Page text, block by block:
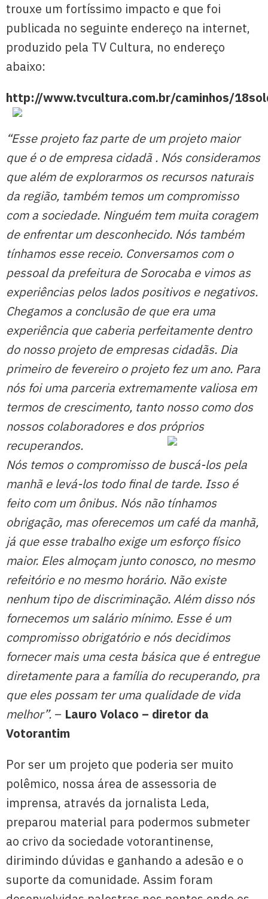
trouxe um fortíssimo impacto e que foi
publicada no seguinte endereço na internet,
produzido pela TV Cultura, no endereço
abaixo:
http://www.tvcultura.com.br/caminhos/
“Esse projeto faz parte de um projeto maior
que é o de empresa cidadã . Nós consideramos
que além de explorarmos os recursos naturais
da região, também temos um compromisso
com a sociedade. Ninguém tem muita coragem
de enfrentar um desconhecido. Nós também
tínhamos esse receio. Conversamos com o
pessoal da prefeitura de Sorocaba e vimos as
experiências pelos lados positivos e negativos.
Chegamos a conclusão de que era uma
experiência que caberia perfeitamente dentro
do nosso projeto de empresas cidadãs. Dia
primeiro de fevereiro o projeto fez um ano. Para
nós foi uma parceria extremamente valiosa em
termos de crescimento, tanto nosso como dos
nossos colaboradores e dos próprios
recuperandos.
Nós temos o compromisso de buscá-los pela
manhã e levá-los todo final de tarde. Isso é
feito com um ônibus. Nós não tínhamos
obrigação, mas oferecemos um café da manhã,
já que esse trabalho exige um esforço físico
maior. Eles almoçam junto conosco, no mesmo
refeitório e no mesmo horário. Não existe
nenhum tipo de discriminação. Além disso nós
fornecemos um salário mínimo. Esse é um
compromisso obrigatório e nós decidimos
fornecer mais uma cesta básica que é entregue
diretamente para a família do recuperando, pra
que eles possam ter uma qualidade de vida
melhor”. – Lauro Volaco – diretor da
Votorantim
Por ser um projeto que poderia ser muito
polêmico, nossa área de assessoria de
imprensa, através da jornalista Leda,
preparou material para podermos submeter
ao crivo da sociedade votorantinense,
dirimindo dúvidas e ganhando a adesão e o
suporte da comunidade. Assim foram